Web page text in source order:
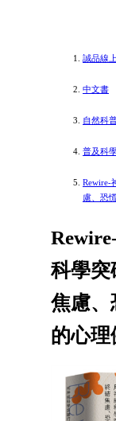
誠品線上
中文書
自然科
普及科
Rewire-
慮、恐
科學突
焦慮、
的心理